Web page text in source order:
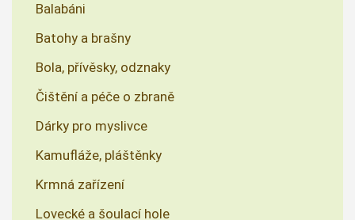
Balabáni
Batohy a brašny
Bola, přívěsky, odznaky
Čištění a péče o zbraně
Dárky pro myslivce
Kamufláže, pláštěnky
Krmná zařízení
Lovecké a šoulací hole